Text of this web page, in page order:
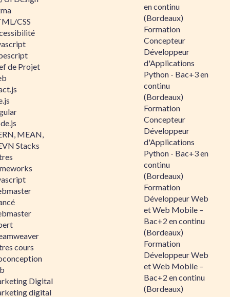
CSS
de Projet
MEAN,
Stacks
cours
Digital
digital
en continu
(Bordeaux)
Formation
Concepteur
Développeur
d'Applications
Python - Bac+3 en
continu
(Bordeaux)
Formation
Concepteur
Développeur
d'Applications
Python - Bac+3 en
continu
(Bordeaux)
Formation
Développeur Web
et Web Mobile –
Bac+2 en continu
(Bordeaux)
Formation
Développeur Web
et Web Mobile –
Bac+2 en continu
(Bordeaux)